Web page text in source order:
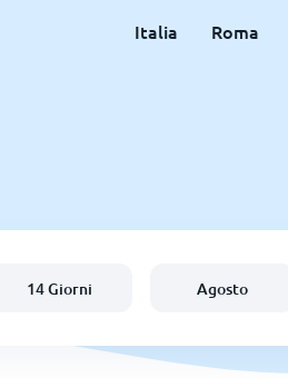
Italia Roma
14 Giorni Agosto